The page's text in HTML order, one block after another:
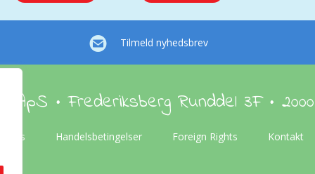
Tilmeld nyhedsbrev
ApS • Frederiksberg Runddel 3F •
os Handelsbetingelser Foreign Rights Kontakt